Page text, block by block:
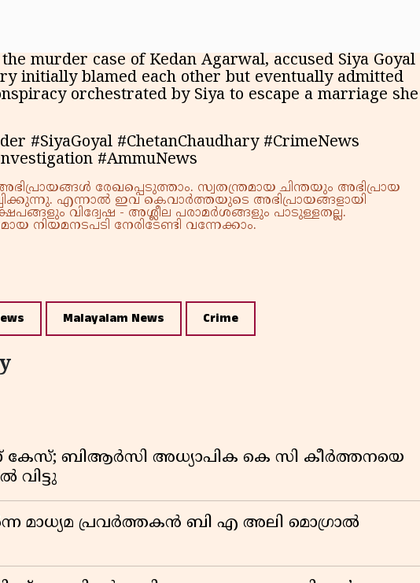
murder case of Kedan Agarwal, accused Siya Goyal
initially blamed each other but eventually admitted
orchestrated by Siya to escape a marriage she
#SiyaGoyal #ChetanChaudhary #CrimeNews
#AmmuNews
രേഖപ്പെടുത്താം. സ്വതന്ത്രമായ ചിന്തയും അഭിപ്രായ
എന്നാൽ ഇവ കെവാർത്തയുടെ അഭിപ്രായങ്ങളായി
വിദ്വേഷ - അശ്ലീല പരാമർശങ്ങളും പാടുള്ളതല്ല.
നിയമനടപടി നേരിടേണ്ടി വന്നേക്കാം.
Malayalam News Crime
കേസ്; ബിആർസി അധ്യാപിക കെ സി കീർത്തനയെ
വിട്ടു
മാധ്യമ പ്രവർത്തകൻ ബി എ അലി മൊഗ്രാൽ